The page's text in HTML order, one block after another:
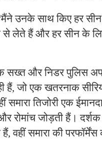
उनके साथ किए हर
से लेते हैं और हर सीन के
सख्त और निडर पुलिस
हैं, जो एक खतरनाक
समारा तिजोरी एक
रोमांच जोड़ती हैं।
वहीं समारा की